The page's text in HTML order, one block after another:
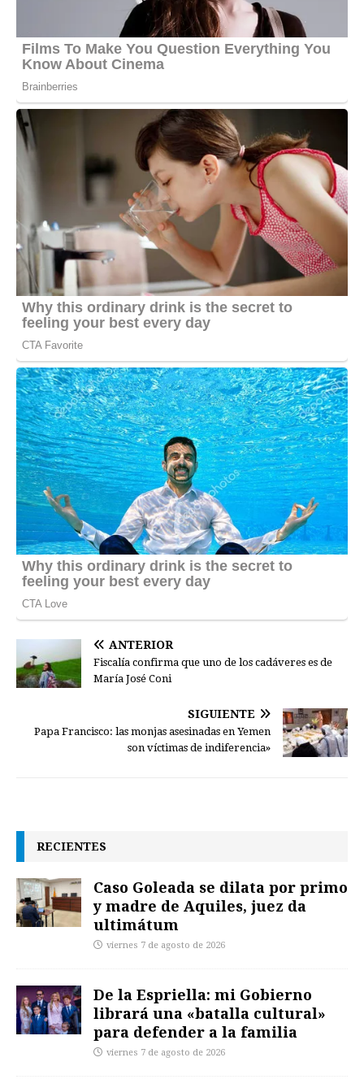
ANTERIOR
Fiscalía confirma que uno de los cadáveres es de
María José Coni
SIGUIENTE
Papa Francisco: las monjas asesinadas en Yemen
son víctimas de indiferencia»
RECIENTES
Caso Goleada se dilata por primo
y madre de Aquiles, juez da
ultimátum
viernes 7 de agosto de 2026
De la Espriella: mi Gobierno
librará una «batalla cultural»
para defender a la familia
viernes 7 de agosto de 2026